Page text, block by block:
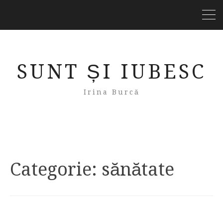
SUNT ȘI IUBESC
Irina Burcă
Categorie: sănătate